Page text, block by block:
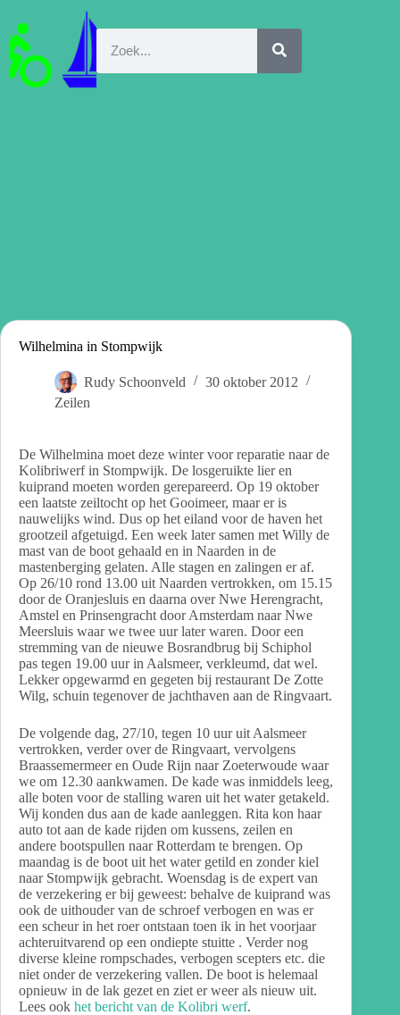
Wilhelmina in Stompwijk
Rudy Schoonveld
30 oktober 2012
Zeilen
De Wilhelmina moet deze winter voor reparatie naar de
Kolibriwerf in Stompwijk. De losgeruikte lier en
kuiprand moeten worden gerepareerd. Op 19 oktober
een laatste zeiltocht op het Gooimeer, maar er is
nauwelijks wind. Dus op het eiland voor de haven het
grootzeil afgetuigd. Een week later samen met Willy de
mast van de boot gehaald en in Naarden in de
mastenberging gelaten. Alle stagen en zalingen er af.
Op 26/10 rond 13.00 uit Naarden vertrokken, om 15.15
door de Oranjesluis en daarna over Nwe Herengracht,
Amstel en Prinsengracht door Amsterdam naar Nwe
Meersluis waar we twee uur later waren. Door een
stremming van de nieuwe Bosrandbrug bij Schiphol
pas tegen 19.00 uur in Aalsmeer, verkleumd, dat wel.
Lekker opgewarmd en gegeten bij restaurant De Zotte
Wilg, schuin tegenover de jachthaven aan de Ringvaart.
De volgende dag, 27/10, tegen 10 uur uit Aalsmeer
vertrokken, verder over de Ringvaart, vervolgens
Braassemermeer en Oude Rijn naar Zoeterwoude waar
we om 12.30 aankwamen. De kade was inmiddels leeg,
alle boten voor de stalling waren uit het water getakeld.
Wij konden dus aan de kade aanleggen. Rita kon haar
auto tot aan de kade rijden om kussens, zeilen en
andere bootspullen naar Rotterdam te brengen. Op
maandag is de boot uit het water getild en zonder kiel
naar Stompwijk gebracht. Woensdag is de expert van
de verzekering er bij geweest: behalve de kuiprand was
ook de uithouder van de schroef verbogen en was er
een scheur in het roer ontstaan toen ik in het voorjaar
achteruitvarend op een ondiepte stuitte . Verder nog
diverse kleine rompschades, verbogen scepters etc. die
niet onder de verzekering vallen. De boot is helemaal
opnieuw in de lak gezet en ziet er weer als nieuw uit.
Lees ook het bericht van de Kolibri werf.